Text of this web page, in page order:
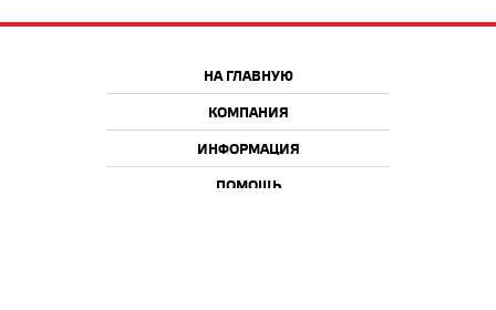
НА ГЛАВНУЮ
КОМПАНИЯ
ИНФОРМАЦИЯ
ПОМОЩЬ